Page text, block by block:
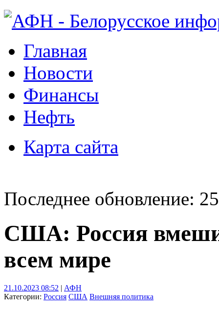
Главная
Новости
Финансы
Нефть
Карта сайта
Последнее обновление:
США: Россия
всем мире
21.10.2023 08:52 | АФН
Категории: Россия США Внешняя политика